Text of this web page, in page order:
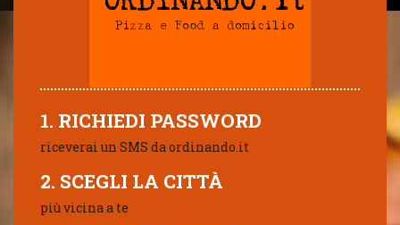
1. RICHIEDI PASSWORD
riceverai un SMS da ordinando.it
2. SCEGLI LA CITTÀ
più vicina a te